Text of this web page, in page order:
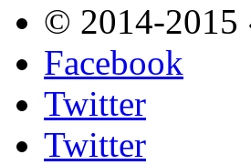
© 2014-2015
Facebook
Twitter
Twitter